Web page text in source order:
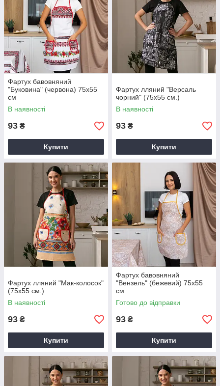
Фартух бавовняний
"Буковина" (червона) 75х55
см
В наявності
93 ₴
Купити
Фартух лляний "Версаль
чорний" (75х55 см.)
В наявності
93 ₴
Купити
Фартух лляний "Мак-колосок"
(75х55 см.)
В наявності
93 ₴
Купити
Фартух бавовняний
"Вензель" (бежевий) 75х55
см
Готово до відправки
93 ₴
Купити